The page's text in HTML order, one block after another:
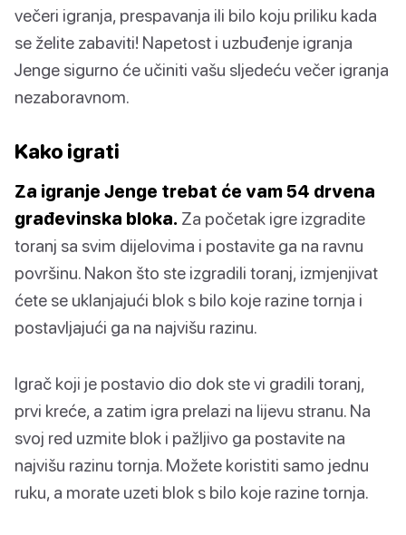
večeri igranja, prespavanja ili bilo koju priliku kada
se želite zabaviti! Napetost i uzbuđenje igranja
Jenge sigurno će učiniti vašu sljedeću večer igranja
nezaboravnom.
Kako igrati
Za igranje Jenge trebat će vam 54 drvena
građevinska bloka. Za početak igre izgradite
toranj sa svim dijelovima i postavite ga na ravnu
površinu. Nakon što ste izgradili toranj, izmjenjivat
ćete se uklanjajući blok s bilo koje razine tornja i
postavljajući ga na najvišu razinu.
Igrač koji je postavio dio dok ste vi gradili toranj,
prvi kreće, a zatim igra prelazi na lijevu stranu. Na
svoj red uzmite blok i pažljivo ga postavite na
najvišu razinu tornja. Možete koristiti samo jednu
ruku, a morate uzeti blok s bilo koje razine tornja.